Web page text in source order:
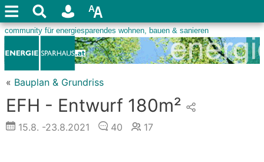
« Bauplan & Grundriss
EFH - Entwurf 180m²
15.8. -23.8.2021 40 17